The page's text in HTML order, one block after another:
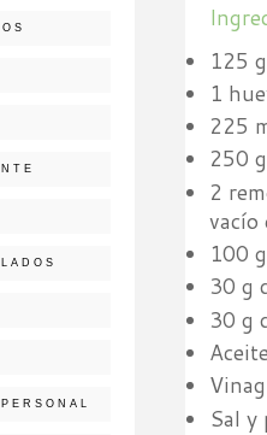
125
1
225
250
2
vacío
100
30 g
30 g
Sal y